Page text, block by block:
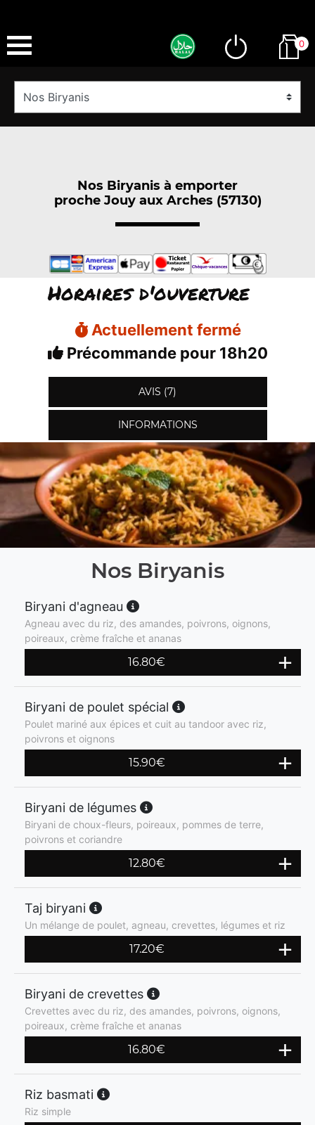
0
Nos Biryanis à emporter
proche Jouy aux Arches (57130)
Horaires d'ouverture
Actuellement fermé
Précommande pour 18h20
AVIS (7)
INFORMATIONS
Nos Biryanis
Biryani d'agneau
Agneau avec du riz, des amandes, poivrons, oignons,
poireaux, crème fraîche et ananas
16.80€
Biryani de poulet spécial
Poulet mariné aux épices et cuit au tandoor avec riz,
poivrons et oignons
15.90€
Biryani de légumes
Biryani de choux-fleurs, poireaux, pommes de terre,
poivrons et coriandre
12.80€
Taj biryani
Un mélange de poulet, agneau, crevettes, légumes et riz
17.20€
Biryani de crevettes
Crevettes avec du riz, des amandes, poivrons, oignons,
poireaux, crème fraîche et ananas
16.80€
Riz basmati
Riz simple